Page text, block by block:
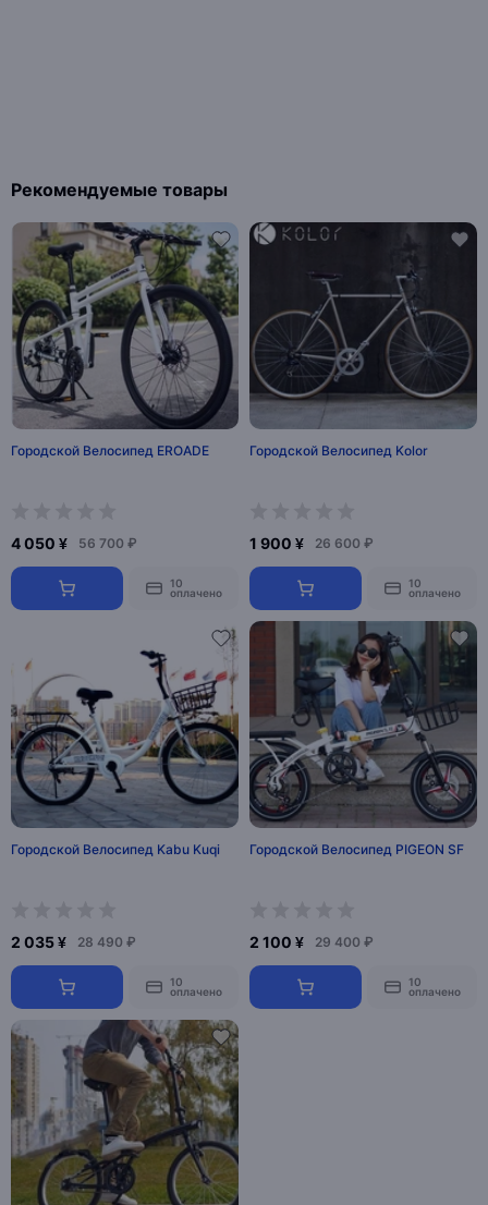
Рекомендуемые товары
Городской Велосипед EROADE
4 050 ¥ 56 700 ₽
10
оплачено
Городской Велосипед Kolor
1 900 ¥ 26 600 ₽
10
оплачено
Городской Велосипед Kabu Kuqi
2 035 ¥ 28 490 ₽
10
оплачено
Городской Велосипед PIGEON SF
2 100 ¥ 29 400 ₽
10
оплачено